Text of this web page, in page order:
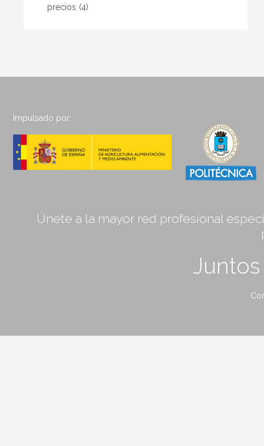
precios (4)
Impulsado por:
Únete a la mayor red profesional